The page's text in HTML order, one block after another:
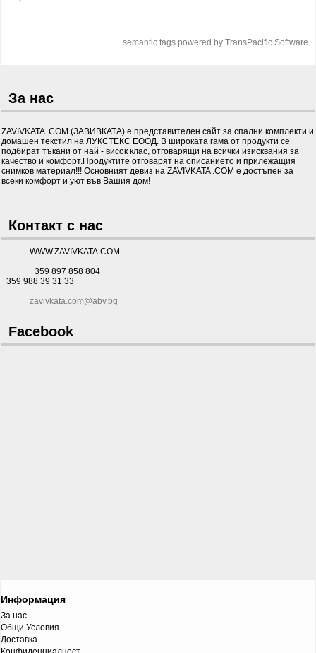
semantic tags powered by TransPacific Software
За нас
ZAVIVKATA .COM (ЗАВИВКАТА) е представителен сайт за спални комплекти и
домашен текстил на ЛУКСТЕКС ЕООД. В широката гама от продукти се
подбират тъкани от най - висок клас, отговарящи на всички изисквания за
качество и комфорт.Продуктите отговарят на описанието и прилежащия
снимков материал!!! Основният девиз на ZAVIVKATA .COM е достъпен за
всеки комфорт и уют във Вашия дом!
Контакт с нас
WWW.ZAVIVKATA.COM
+359 897 858 804
+359 988 39 31 33
zavivkata.com@abv.bg
Facebook
Информация
За нас
Общи Условия
Доставка